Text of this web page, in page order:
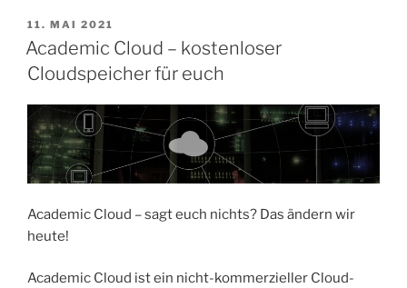
VERÖFFENTLICHT
AM
11. MAI 2021
Academic Cloud – kostenloser
Cloudspeicher für euch
Academic Cloud – sagt euch nichts? Das ändern wir
heute!
Academic Cloud ist ein nicht-kommerzieller Cloud-